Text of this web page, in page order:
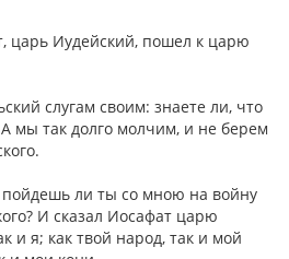
царь Иудейский, пошел к царю
слугам своим: знаете ли, что
мы так долго молчим, и не берем
пойдешь ли ты со мною на войну
И сказал Иосафат царю
и я; как твой народ, так и мой